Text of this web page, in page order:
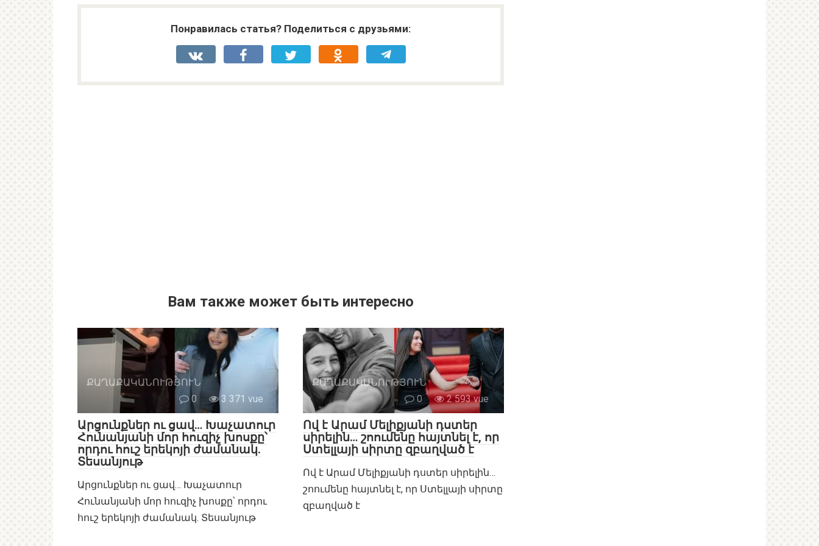
Понравилась статья? Поделиться с друзьями:
Вам также может быть интересно
ՔԱՂԱՔԱԿԱՆՈՒԹՅՈՒՆ
0
3 371 vue
Արցունքներ ու ցավ… Խաչատուր
Հունանյանի մոր հուզիչ խոսքը՝
որդու հուշ երեկոյի ժամանակ.
Տեսանյութ
Արցունքներ ու ցավ… Խաչատուր
Հունանյանի մոր հուզիչ խոսքը՝ որդու
հուշ երեկոյի ժամանակ. Տեսանյութ
ՔԱՂԱՔԱԿԱՆՈՒԹՅՈՒՆ
0
2 593 vue
Ով է Արամ Մելիքյանի դստեր
սիրելին… շոումենը հայտնել է, որ
Ստելլայի սիրտը զբաղված է
Ով է Արամ Մելիքյանի դստեր սիրելին…
շոումենը հայտնել է, որ Ստելլայի սիրտը
զբաղված է